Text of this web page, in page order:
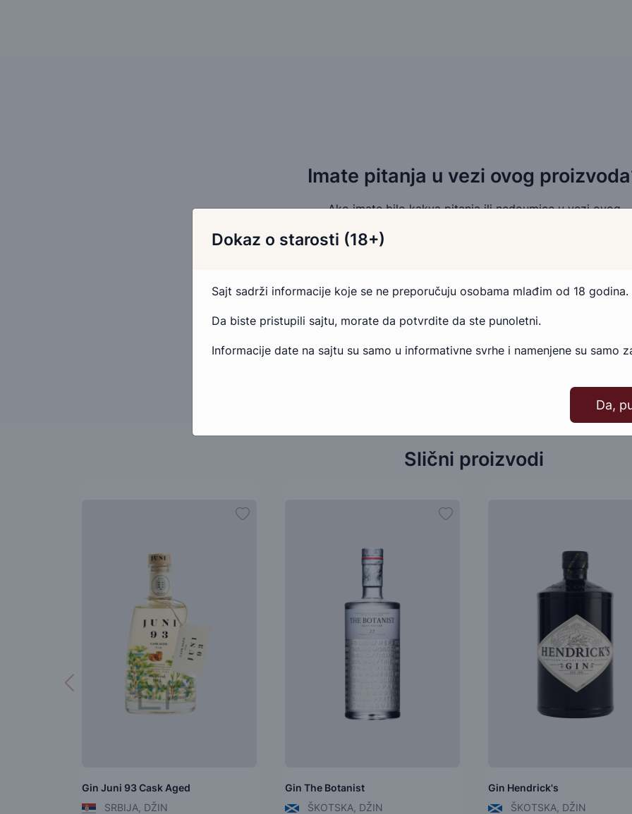
Imate pitanja u vezi ovog
Ako imate bilo kakva pitanja ili nedoumice u vezi ovog
Slični proizvodi
Gin Juni 93 Cask Aged
SRBIJA, DŽIN
Gin The Botanist
ŠKOTSKA, DŽIN
Gin Hendrick's
ŠKOTSKA, DŽIN
Dokaz o starosti (18+)
Sajt sadrži informacije koje se ne preporučuju osobama mlađim od 18 godina.
Da biste pristupili sajtu, morate da potvrdite da ste punoletni.
Informacije date na sajtu su samo u informativne svrhe i namenjene su samo
Da,